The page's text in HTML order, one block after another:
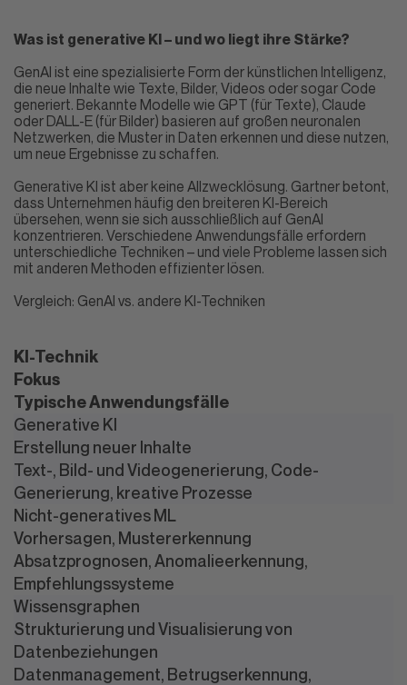
Was ist generative KI – und wo liegt ihre Stärke?
GenAI ist eine spezialisierte Form der künstlichen Intelligenz,
die neue Inhalte wie Texte, Bilder, Videos oder sogar Code
generiert. Bekannte Modelle wie GPT (für Texte), Claude
oder DALL-E (für Bilder) basieren auf großen neuronalen
Netzwerken, die Muster in Daten erkennen und diese nutzen,
um neue Ergebnisse zu schaffen.
Generative KI ist aber keine Allzwecklösung. Gartner betont,
dass Unternehmen häufig den breiteren KI-Bereich
übersehen, wenn sie sich ausschließlich auf GenAI
konzentrieren. Verschiedene Anwendungsfälle erfordern
unterschiedliche Techniken – und viele Probleme lassen sich
mit anderen Methoden effizienter lösen.
Vergleich: GenAI vs. andere KI-Techniken
KI-Technik
Fokus
Typische Anwendungsfälle
Generative KI
Erstellung neuer Inhalte
Text-, Bild- und Videogenerierung, Code-
Generierung, kreative Prozesse
Nicht-generatives ML
Vorhersagen, Mustererkennung
Absatzprognosen, Anomalieerkennung,
Empfehlungssysteme
Wissensgraphen
Strukturierung und Visualisierung von
Datenbeziehungen
Datenmanagement, Betrugserkennung,